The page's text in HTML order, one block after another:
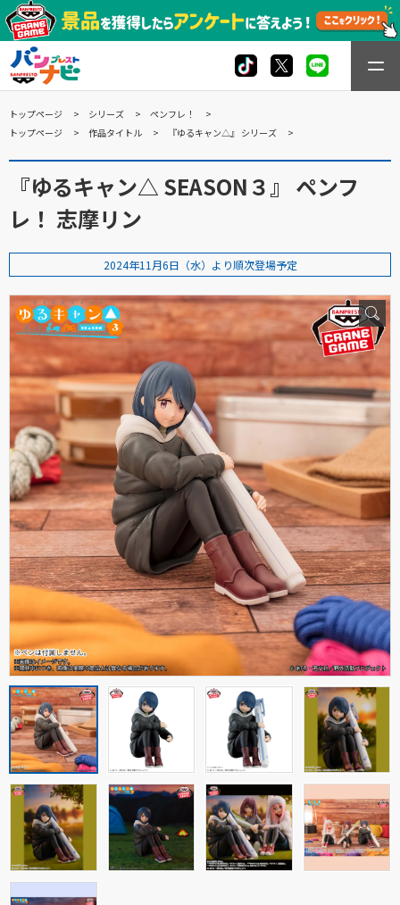
トップページ シリーズ
ペンフレ！
トップページ
作品タイトル 『ゆるキャン△』 シリーズ
『ゆるキャン△ SEASON３』 ペンフ
レ！ 志摩リン
2024年11月6日（水）より順次登場予定